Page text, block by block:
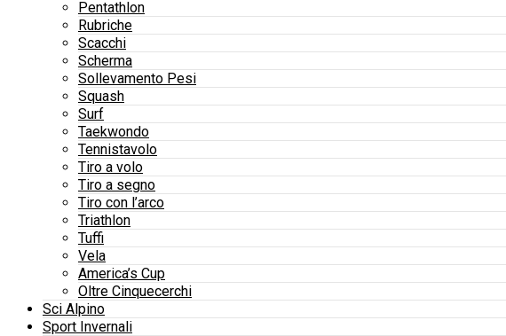
Pentathlon
Rubriche
Scacchi
Scherma
Sollevamento Pesi
Squash
Surf
Taekwondo
Tennistavolo
Tiro a volo
Tiro a segno
Tiro con l’arco
Triathlon
Tuffi
Vela
America’s Cup
Oltre Cinquecerchi
Sci Alpino
Sport Invernali